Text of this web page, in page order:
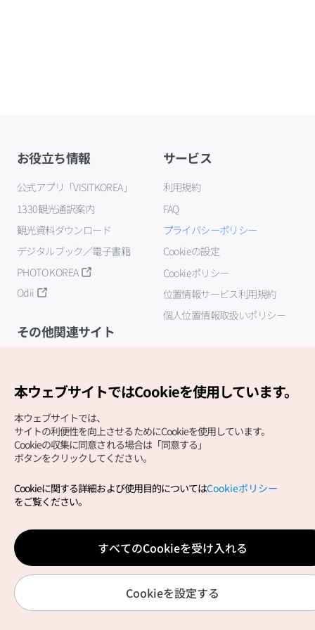
お役立ち情報
公式アプリ「VISITKOREA」
1330観光通訳案内
観光資料ダウンロード
デジタルブック／電子書籍
PHOTO KOREA
Odii
サービス
利用規約
FAQ
プライバシーポリシー
Cookieの設定
Cookieポリシー
位置情報サービス利用規約
個人位置情報取扱いポリシー
その他関連サイト
Copyright (c) Korea Tourism Organization All Rights
サイトエラー報告公式メール
japanese@knto.or.kr
本ウェブサイトではCookieを使用しています。
本ウェブサイトでは、
サイトの利便性を向上させるためにCookieを使用しています。
Cookieの収集に同意される場合は「同意する」
ボタンをクリックしてください。
Cookieに関する詳細および使用目的についてはCookieポリシー
をご覧ください。
すべてのCookieを受け入れる
Cookieを設定する